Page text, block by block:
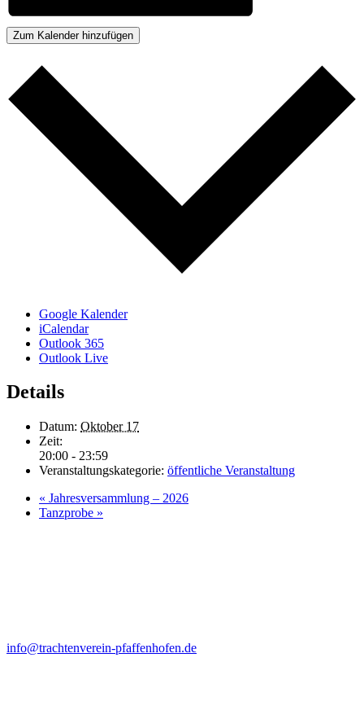
Zum Kalender hinzufügen
Google Kalender
iCalendar
Outlook 365
Outlook Live
Details
Datum: Oktober 17
Zeit:
20:00 - 23:59
Veranstaltungskategorie: öffentliche Veranstaltung
« Jahresversammlung – 2026
Tanzprobe »
info@trachtenverein-pfaffenhofen.de